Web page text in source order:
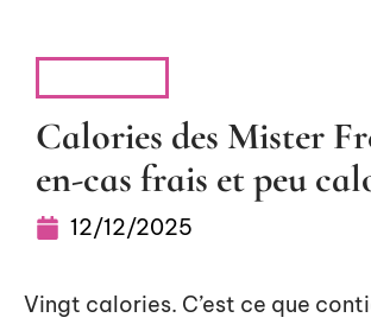
Calories des Mister
en-cas frais et peu
12/12/2025
Vingt calories. C’est ce que